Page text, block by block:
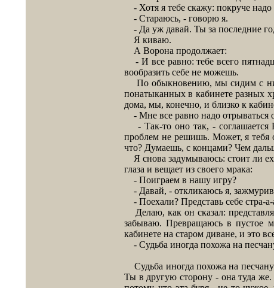
- Хотя я тебе скажу: покруче
- Стараюсь, - говорю я.
- Да уж давай. Ты за последние
Я киваю.
А Ворона продолжает:
- И все равно: тебе всего
вообразить себе не можешь.
По обыкновению, мы сидим с ним
понатыканных в кабинете разных
дома, мы, конечно, и близко к
- Мне все равно надо отрываться
- Так-то оно так, - соглашается
проблем не решишь. Может, я тебя
что? Думаешь, с концами? Чем
Я снова задумываюсь: стоит ли
глаза и вещает из своего мрака:
- Поиграем в нашу игру?
- Давай, - откликаюсь я,
- Поехали? Представь себе
Делаю, как он сказал:
забываю. Превращаюсь в пустое
кабинете на старом диване, и это
- Судьба иногда похожа на
Судьба иногда похожа на
Ты в другую сторону - она туда же.